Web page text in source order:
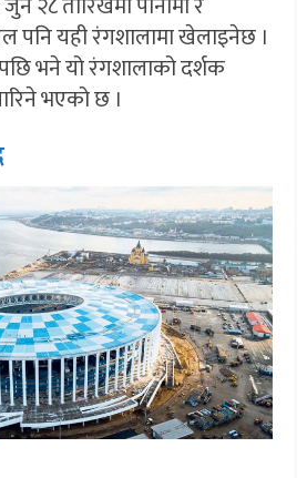
पनि यही रंगशालामा खेलाइनेछ ।
भने यो रंगशालाको दर्शक
भएको छ ।